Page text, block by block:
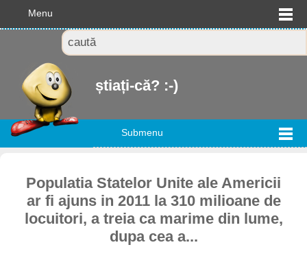
Menu
știați-că? :-)
Submenu
Populatia Statelor Unite ale Americii
ar fi ajuns in 2011 la 310 milioane de
locuitori, a treia ca marime din lume,
dupa cea a...